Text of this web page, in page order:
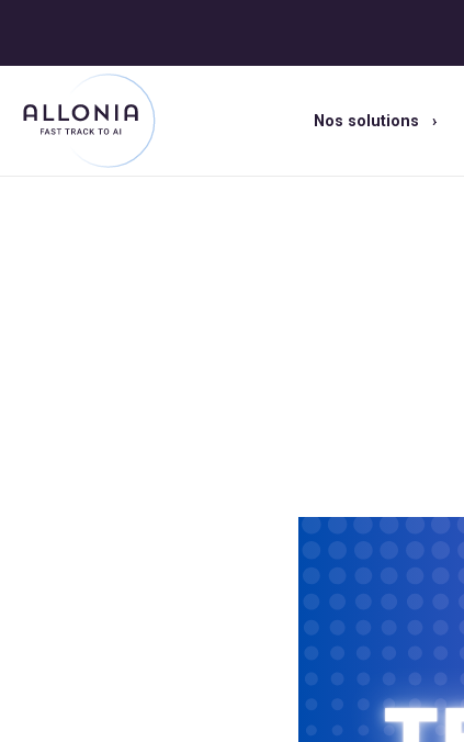
Nos solutions